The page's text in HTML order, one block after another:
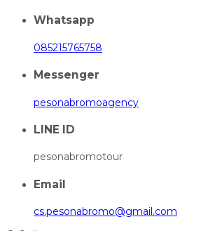
Whatsapp
085215765758
Messenger
pesonabromoagency
LINE ID
pesonabromotour
Email
cs.pesonabromo@gmail.com